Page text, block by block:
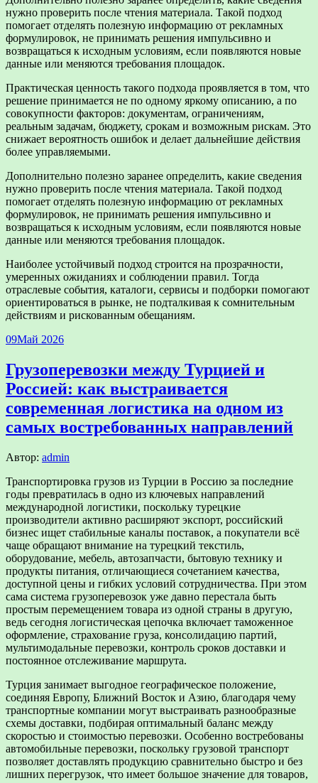
нужно проверить после чтения материала. Такой подход
помогает отделять полезную информацию от рекламных
формулировок, не принимать решения импульсивно и
возвращаться к исходным условиям, если появляются новые
данные или меняются требования площадок.
Практическая ценность такого подхода проявляется в том, что
решение принимается не по одному яркому описанию, а по
совокупности факторов: документам, ограничениям,
реальным задачам, бюджету, срокам и возможным рискам. Это
снижает вероятность ошибок и делает дальнейшие действия
более управляемыми.
Дополнительно полезно заранее определить, какие сведения
нужно проверить после чтения материала. Такой подход
помогает отделять полезную информацию от рекламных
формулировок, не принимать решения импульсивно и
возвращаться к исходным условиям, если появляются новые
данные или меняются требования площадок.
Наиболее устойчивый подход строится на прозрачности,
умеренных ожиданиях и соблюдении правил. Тогда
отраслевые события, каталоги, сервисы и подборки помогают
ориентироваться в рынке, не подталкивая к сомнительным
действиям и рискованным обещаниям.
09Май 2026
Грузоперевозки между Турцией и
Россией: как выстраивается
современная логистика на одном из
самых востребованных направлений
Автор: admin
Транспортировка грузов из Турции в Россию за последние
годы превратилась в одно из ключевых направлений
международной логистики, поскольку турецкие
производители активно расширяют экспорт, российский
бизнес ищет стабильные каналы поставок, а покупатели всё
чаще обращают внимание на турецкий текстиль,
оборудование, мебель, автозапчасти, бытовую технику и
продукты питания, отличающиеся сочетанием качества,
доступной цены и гибких условий сотрудничества. При этом
сама система грузоперевозок уже давно перестала быть
простым перемещением товара из одной страны в другую,
ведь сегодня логистическая цепочка включает таможенное
оформление, страхование груза, консолидацию партий,
мультимодальные перевозки, контроль сроков доставки и
постоянное отслеживание маршрута.
Турция занимает выгодное географическое положение,
соединяя Европу, Ближний Восток и Азию, благодаря чему
транспортные компании могут выстраивать разнообразные
схемы доставки, подбирая оптимальный баланс между
скоростью и стоимостью перевозки. Особенно востребованы
автомобильные перевозки, поскольку грузовой транспорт
позволяет доставлять продукцию сравнительно быстро и без
лишних перегрузок, что имеет большое значение для товаров,